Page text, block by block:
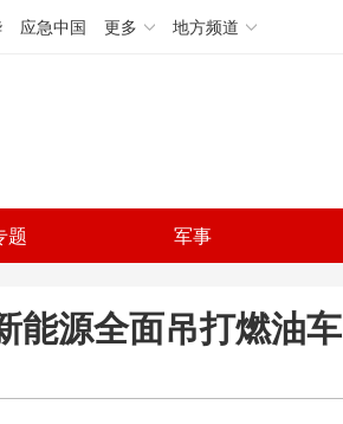
应急中国 更多 地方频道
题 军事
能源全面吊打燃油车